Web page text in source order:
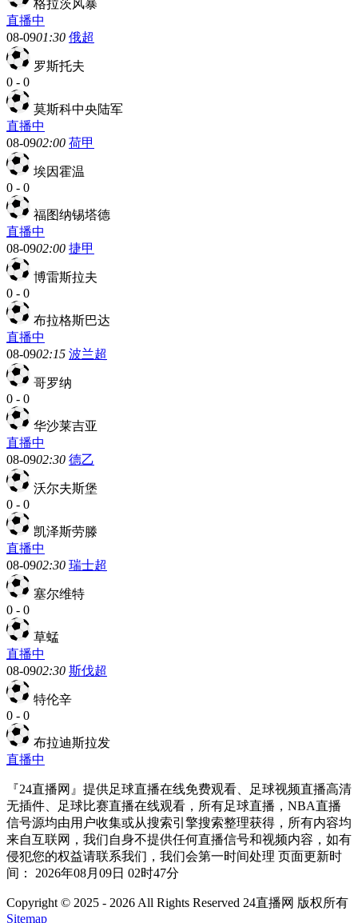
格拉茨风暴
直播中
08-0901:30 俄超
罗斯托夫
0 - 0
莫斯科中央陆军
直播中
08-0902:00 荷甲
埃因霍温
0 - 0
福图纳锡塔德
直播中
08-0902:00 捷甲
博雷斯拉夫
0 - 0
布拉格斯巴达
直播中
08-0902:15 波兰超
哥罗纳
0 - 0
华沙莱吉亚
直播中
08-0902:30 德乙
沃尔夫斯堡
0 - 0
凯泽斯劳滕
直播中
08-0902:30 瑞士超
塞尔维特
0 - 0
草蜢
直播中
08-0902:30 斯伐超
特伦辛
0 - 0
布拉迪斯拉发
直播中
『24直播网』提供足球直播在线免费观看、足球视频直播高清
无插件、足球比赛直播在线观看，所有足球直播，NBA直播
信号源均由用户收集或从搜索引擎搜索整理获得，所有内容均
来自互联网，我们自身不提供任何直播信号和视频内容，如有
侵犯您的权益请联系我们，我们会第一时间处理 页面更新时
间： 2026年08月09日 02时47分
Copyright © 2025 - 2026 All Rights Reserved 24直播网 版权所有
Sitemap